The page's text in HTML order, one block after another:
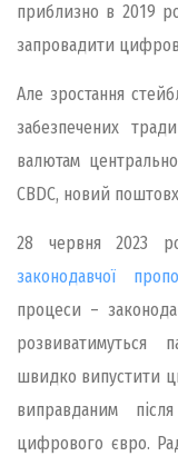
приблизно в 2019
запровадити
Але зростання
забезпечених
валютам
CBDC, новий
28 червня 2023
законодавчої
процеси –
розвиватимуться
швидко випустити
виправданим
цифрового євро.